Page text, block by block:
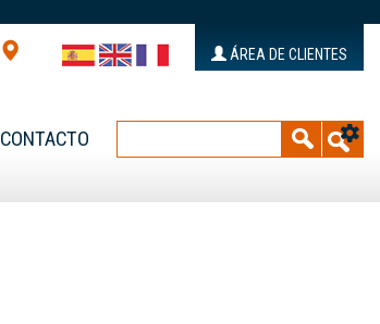
ÁREA DE CLIENTES
CONTACTO